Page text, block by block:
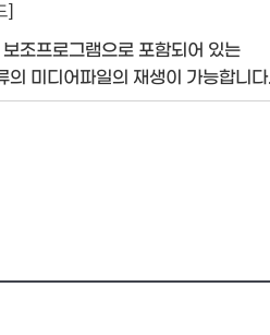
]
프로그램으로 포함되어 있는
미디어파일의 재생이 가능합니다.